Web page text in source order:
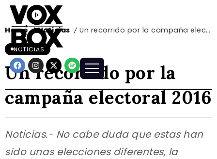
Home / Noticias / Un recorrido por la campaña electoral 2016
NOTICIAS
Un recorrido por la
campaña electoral 2016
Noticias.- No cabe duda que estas han
sido unas elecciones diferentes, la